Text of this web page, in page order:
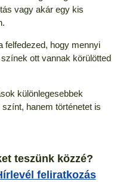
vagy akár egy kis
felfedezed, hogy mennyi
ott vannak körülötted
különlegesebbek
hanem történetet is
teszünk közzé?
feliratkozás